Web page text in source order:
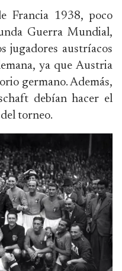
Francia 1938, poco
Guerra Mundial,
jugadores austríacos
ya que Austria
germano. Además,
debían hacer el
torneo.